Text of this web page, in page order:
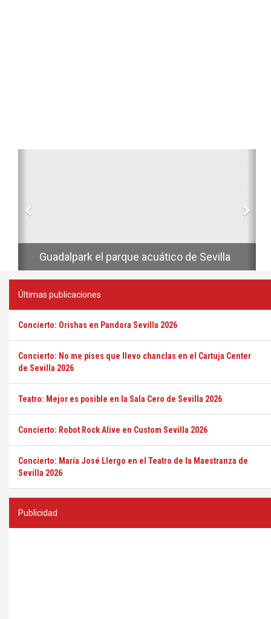
Conciertos del ciclo Noches de la
Maestranza en Sevilla 2026
Guadalpark el parque acuático de Sevilla
Últimas publicaciones
Concierto: Orishas en Pandora Sevilla 2026
Concierto: No me pises que llevo chanclas en el Cartuja Center
de Sevilla 2026
Teatro: Mejor es posible en la Sala Cero de Sevilla 2026
Concierto: Robot Rock Alive en Custom Sevilla 2026
Concierto: María José Llergo en el Teatro de la Maestranza de
Sevilla 2026
Publicidad